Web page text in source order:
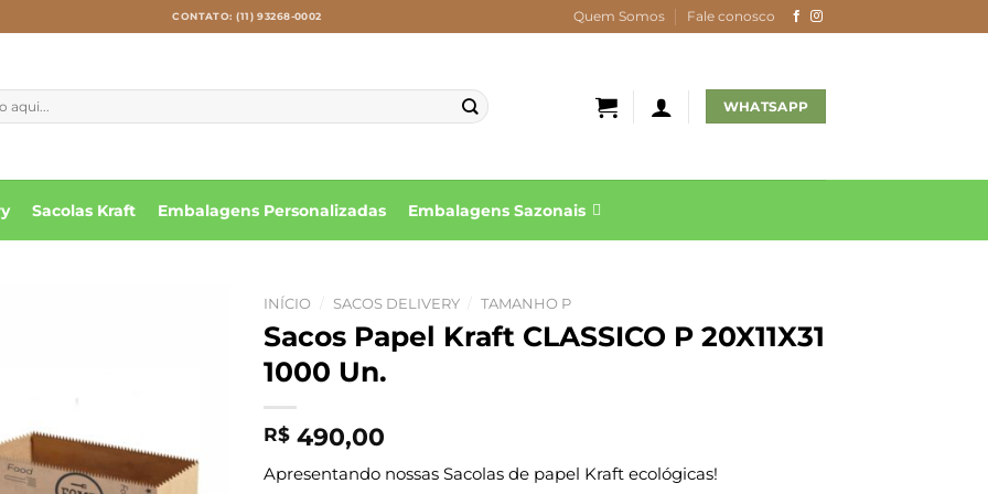
CONTATO: (11) 93268-0002 Quem Somos Fale conosco
WHATSAPP
Sacolas Kraft Embalagens Personalizadas Embalagens Sazonais
INÍCIO SACOS DELIVERY TAMANHO P
Sacos Papel Kraft CLASSICO P 20X11X31
1000 Un.
R$ 490,00
Apresentando nossas Sacolas de papel Kraft ecológicas!